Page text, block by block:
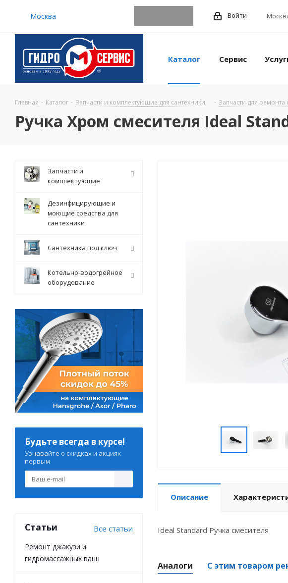
Москва Войти
Каталог Сервис
Главная - Каталог - Запчасти и комплектующие для сантехники - Запчасти для
Ручка Хром смесителя Ideal
Описание
Ideal Standard Ручка смесителя
Аналоги С этим товаром
Запчасти и
комплектующие
Дезинфицирующие и
моющие средства для
сантехники
Сантехника под ключ
Котельно-водогрейное
оборудование
Будьте всегда в курсе!
Узнавайте о скидках и акциях
первым
Статьи Все статьи
Ремонт джакузи и
гидромассажных ванн